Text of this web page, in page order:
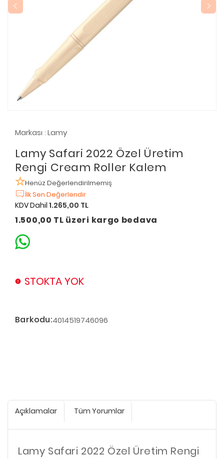
Markası : Lamy
Lamy Safari 2022 Özel Üretim
Rengi Cream Roller Kalem
Henüz Değerlendirilmemiş
İlk Sen Değerlendir
KDV Dahil 1.265,00 TL
1.500,00 TL üzeri kargo bedava
STOKTA YOK
Barkodu:4014519746096
Açıklamalar Tüm Yorumlar
Lamy Safari 2022 Özel Üretim Rengi